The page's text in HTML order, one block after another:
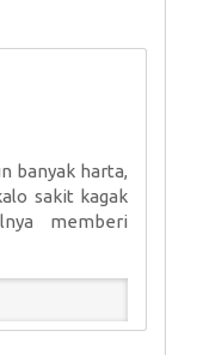
banyak harta,
sakit kagak
memberi